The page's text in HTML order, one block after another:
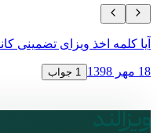
ویزای تضمینی کانادا،
1 جواب